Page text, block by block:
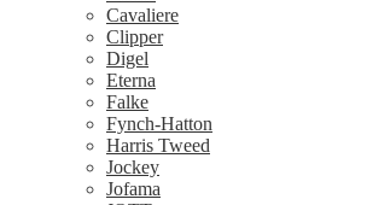
Cavaliere
Clipper
Digel
Eterna
Falke
Fynch-Hatton
Harris Tweed
Jockey
Jofama